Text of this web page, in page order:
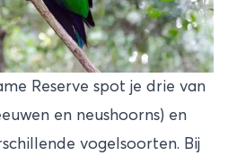
Reserve spot je drie van
en neushoorns) en
vogelsoorten. Bij